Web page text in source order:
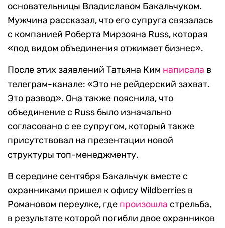
основательницы Владиславом Бакальчуком.
Мужчина рассказал, что его супруга связалась
с компанией Роберта Мирзояна Russ, которая
«под видом объединения отжимает бизнес».
После этих заявлений Татьяна Ким написала в
телеграм-канале: «Это не рейдерский захват.
Это развод». Она также пояснила, что
объединение с Russ было изначально
согласовано с ее супругом, который также
присутствовал на презентации новой
структуры топ-менеджменту.
В середине сентября Бакальчук вместе с
охранниками пришел к офису Wildberries в
Романовом переулке, где произошла стрельба,
в результате которой погибли двое охранников